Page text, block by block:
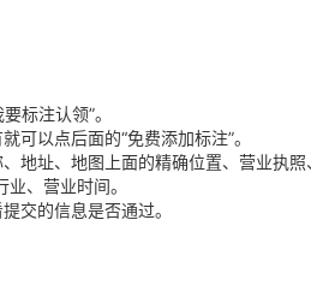
标注认领”。
以点后面的“免费添加标注”。
地址、地图上面的精确位置、营业执照
、营业时间。
交的信息是否通过。